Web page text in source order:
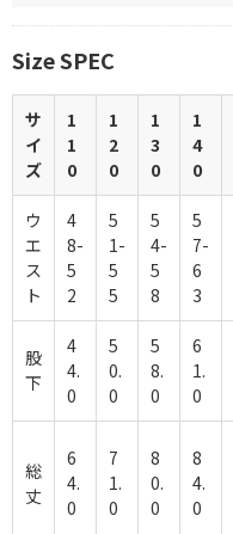
Size SPEC
サ
イ
ズ
1
1
0
1
2
0
1
3
0
1
4
0
ウ
エ
ス
ト
4
8-
5
2
5
1-
5
5
5
4-
5
8
5
7-
6
3
股
下
4
4.
0
5
0.
0
5
8.
0
6
1.
0
総
丈
6
4.
0
7
1.
0
8
0.
0
8
4.
0